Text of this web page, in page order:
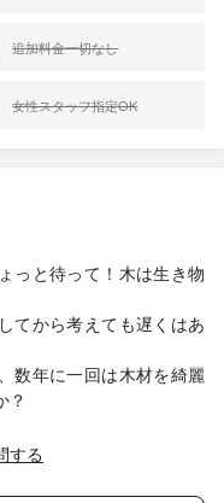
追加料金一切なし
女性スタッフ指定OK
と待って！木は生き物
てから考えても遅くはあ
数年に一回は木材を綺麗
？
する